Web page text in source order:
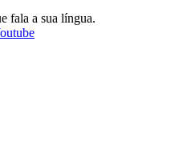
fala a sua língua.